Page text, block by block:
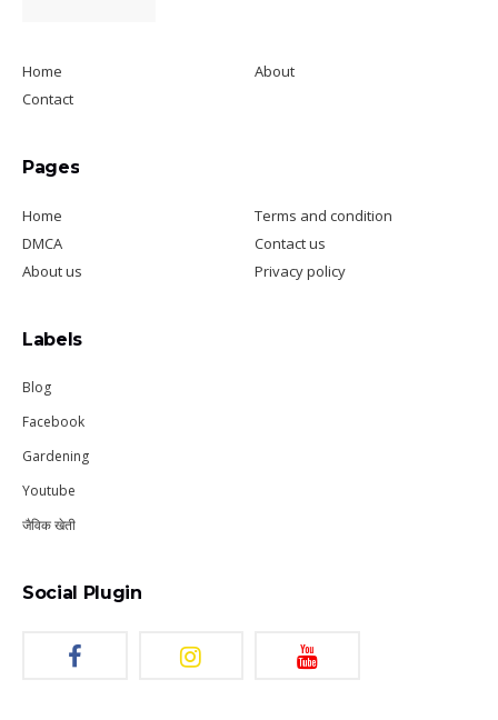
Home
About
Contact
Pages
Home
Terms and condition
DMCA
Contact us
About us
Privacy policy
Labels
Blog
Facebook
Gardening
Youtube
जैविक खेती
Social Plugin